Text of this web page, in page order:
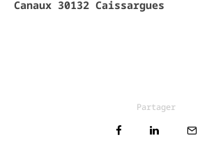
Canaux 30132 Caissargues
Partager